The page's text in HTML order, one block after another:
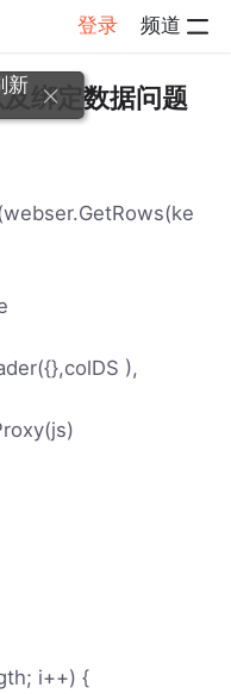
登录 频道
绑定数据问题
),
i++) {
新